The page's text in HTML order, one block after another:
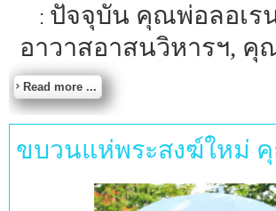
: ปัจจุบัน คุณพ่อลอเร
อาวาสอาสนวิหารฯ, คุ
Read more ...
ขบวนแห่พระสงฆ์ใหม่